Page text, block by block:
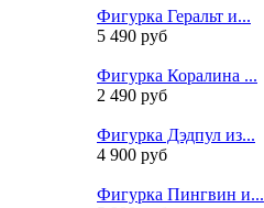
Фигурка Геральт и...
5 490 руб
Фигурка Коралина ...
2 490 руб
Фигурка Дэдпул из...
4 900 руб
Фигурка Пингвин и...